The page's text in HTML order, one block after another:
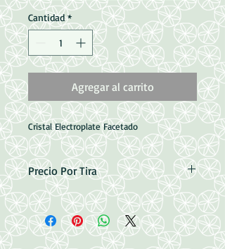
Cantidad *
Agregar al carrito
Cristal Electroplate Facetado
Precio Por Tira
4mm = 130 pzas aprox
6mm = 90 Piezas aprox.
8mm = 70 piezas aprox.